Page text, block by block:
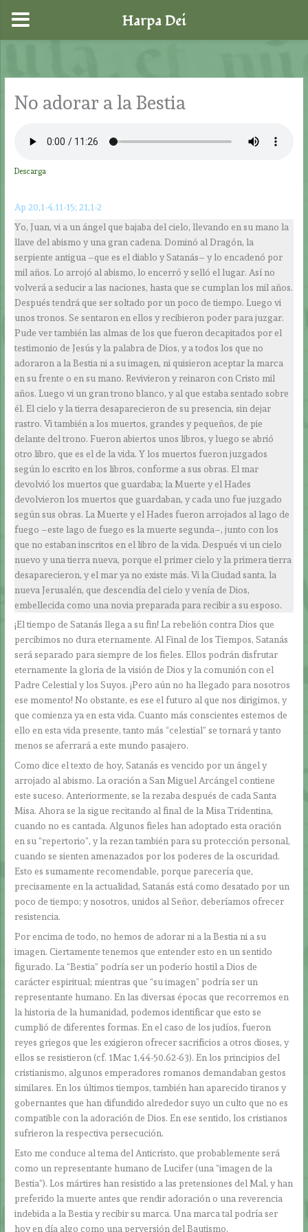
contenido
No adorar a la Bestia
Descarga
Ap 20,1-4.11-15; 21,1-2
Yo, Juan, vi a un ángel que bajaba del cielo, llevando en su mano la
llave del abismo y una gran cadena. Dominó al Dragón, la
serpiente antigua –que es el diablo y Satanás– y lo encadenó por
mil años. Lo arrojó al abismo, lo encerró y selló el lugar. Así no
volverá a seducir a las naciones, hasta que se cumplan los mil años.
Después tendrá que ser soltado por un poco de tiempo. Luego vi
unos tronos. Se sentaron en ellos y recibieron poder para juzgar.
Pude ver también las almas de los que fueron decapitados por el
testimonio de Jesús y la palabra de Dios, y a todos los que no
adoraron a la Bestia ni a su imagen, ni quisieron aceptar la marca
en su frente o en su mano. Revivieron y reinaron con Cristo mil
años. Luego vi un gran trono blanco, y al que estaba sentado sobre
él. El cielo y la tierra desaparecieron de su presencia, sin dejar
rastro. Vi también a los muertos, grandes y pequeños, de pie
delante del trono. Fueron abiertos unos libros, y luego se abrió
otro libro, que es el de la vida. Y los muertos fueron juzgados
según lo escrito en los libros, conforme a sus obras. El mar
devolvió los muertos que guardaba; la Muerte y el Hades
devolvieron los muertos que guardaban, y cada uno fue juzgado
según sus obras. La Muerte y el Hades fueron arrojados al lago de
fuego –este lago de fuego es la muerte segunda–, junto con los
que no estaban inscritos en el libro de la vida. Después vi un cielo
nuevo y una tierra nueva, porque el primer cielo y la primera tierra
desaparecieron, y el mar ya no existe más. Vi la Ciudad santa, la
nueva Jerusalén, que descendía del cielo y venía de Dios,
embellecida como una novia preparada para recibir a su esposo.
¡El tiempo de Satanás llega a su fin! La rebelión contra Dios que
percibimos no dura eternamente. Al Final de los Tiempos, Satanás
será separado para siempre de los fieles. Ellos podrán disfrutar
eternamente la gloria de la visión de Dios y la comunión con el
Padre Celestial y los Suyos. ¡Pero aún no ha llegado para nosotros
ese momento! No obstante, es ese el futuro al que nos dirigimos, y
que comienza ya en esta vida. Cuanto más conscientes estemos de
ello en esta vida presente, tanto más “celestial” se tornará y tanto
menos se aferrará a este mundo pasajero.
Como dice el texto de hoy, Satanás es vencido por un ángel y
arrojado al abismo. La oración a San Miguel Arcángel contiene
este suceso. Anteriormente, se la rezaba después de cada Santa
Misa. Ahora se la sigue recitando al final de la Misa Tridentina,
cuando no es cantada. Algunos fieles han adoptado esta oración
en su “repertorio”, y la rezan también para su protección personal,
cuando se sienten amenazados por los poderes de la oscuridad.
Esto es sumamente recomendable, porque parecería que,
precisamente en la actualidad, Satanás está como desatado por un
poco de tiempo; y nosotros, unidos al Señor, deberíamos ofrecer
resistencia.
Por encima de todo, no hemos de adorar ni a la Bestia ni a su
imagen. Ciertamente tenemos que entender esto en un sentido
figurado. La “Bestia” podría ser un poderío hostil a Dios de
carácter espiritual; mientras que “su imagen” podría ser un
representante humano. En las diversas épocas que recorremos en
la historia de la humanidad, podemos identificar que esto se
cumplió de diferentes formas. En el caso de los judíos, fueron
reyes griegos que les exigieron ofrecer sacrificios a otros dioses, y
ellos se resistieron (cf. 1Mac 1,44-50.62-63). En los principios del
cristianismo, algunos emperadores romanos demandaban gestos
similares. En los últimos tiempos, también han aparecido tiranos y
gobernantes que han difundido alrededor suyo un culto que no es
compatible con la adoración de Dios. En ese sentido, los cristianos
sufrieron la respectiva persecución.
Esto me conduce al tema del Anticristo, que probablemente será
como un representante humano de Lucifer (una “imagen de la
Bestia”). Los mártires han resistido a las pretensiones del Mal, y han
preferido la muerte antes que rendir adoración o una reverencia
indebida a la Bestia y recibir su marca. Una marca tal podría ser
hoy en día algo como una perversión del Bautismo.
Harpa Dei